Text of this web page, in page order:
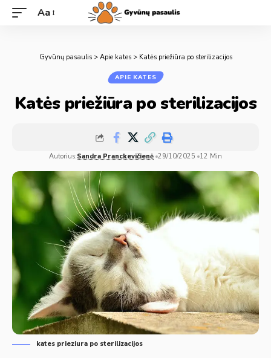
Aa
Gyvūnų pasaulis> Apie kates> Katės priežiūra po sterilizacijos
APIE KATES
Katės priežiūra po sterilizacijos
Autorius:Sandra Pranckevičienė 29/10/2025 12 Min
kates prieziura po sterilizacijos